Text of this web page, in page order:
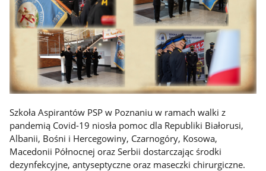
Szkoła Aspirantów PSP w Poznaniu w ramach walki z
pandemią Covid-19 niosła pomoc dla Republiki Białorusi,
Albanii, Bośni i Hercegowiny, Czarnogóry, Kosowa,
Macedonii Północnej oraz Serbii dostarczając środki
dezynfekcyjne, antyseptyczne oraz maseczki chirurgiczne.